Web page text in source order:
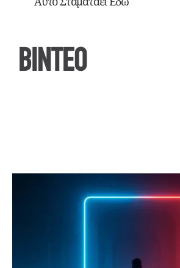
ΒΙΝΤΕΟ